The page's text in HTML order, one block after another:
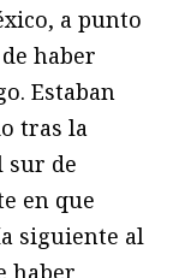
a punto
haber
Estaban
tras la
sur de
en que
siguiente al
haber